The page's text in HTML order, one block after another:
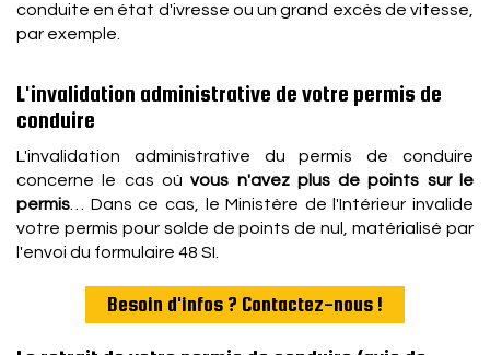
conduite en état d'ivresse ou un grand excès de vitesse,
par exemple.
L'invalidation administrative de votre permis de
conduire
L'invalidation administrative du permis de conduire
concerne le cas oùvous n'avez plus de points sur le
permis … Dans ce cas, le Ministère de l'Intérieur invalide
votre permis pour solde de points de nul, matérialisé par
l'envoi du formulaire 48 SI.
Besoin d'infos ? Contactez-nous !